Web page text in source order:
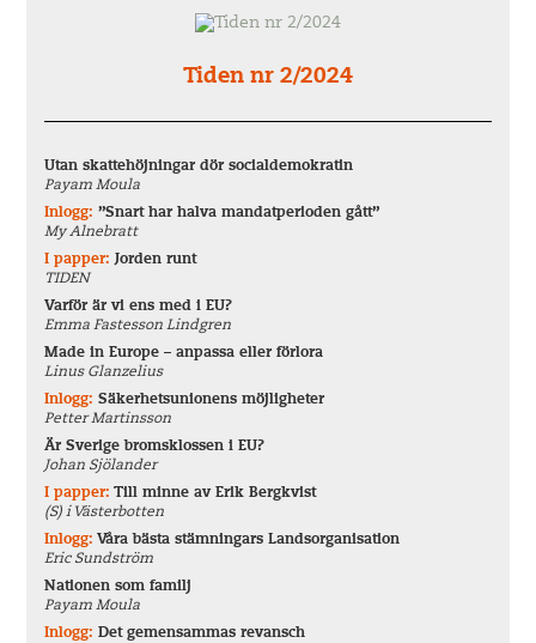
Tiden nr 2/2024
Utan skattehöjningar dör socialdemokratin
Payam Moula
Inlogg:”Snart har halva mandatperioden gått”
My Alnebratt
I papper:Jorden runt
TIDEN
Varför är vi ens med i EU?
Emma Fastesson Lindgren
Made in Europe – anpassa eller förlora
Linus Glanzelius
Inlogg:Säkerhetsunionens möjligheter
Petter Martinsson
Är Sverige bromsklossen i EU?
Johan Sjölander
I papper:Till minne av Erik Bergkvist
(S) i Västerbotten
Inlogg: Våra bästa stämningars Landsorganisation
Eric Sundström
Nationen som familj
Payam Moula
Inlogg:Det gemensammas revansch